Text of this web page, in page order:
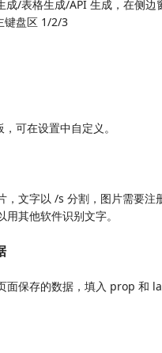
成/表格生成/API 生成，在侧
键盘区 1/2/3
可在设置中自定义。
，文字以 /s 分割，图片需要
其他软件识别文字。
面保存的数据，填入 prop 和